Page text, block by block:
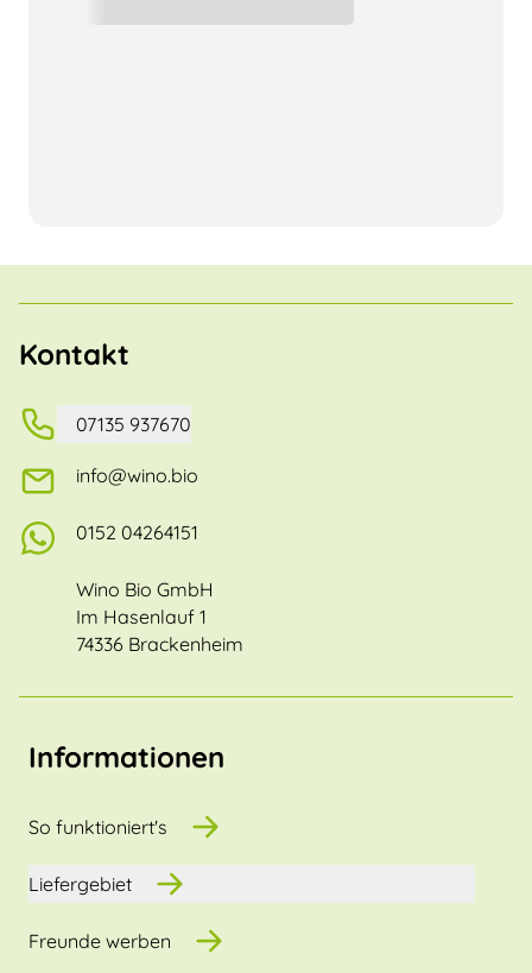
Kontakt
07135 937670
info@wino.bio
0152 04264151
Wino Bio GmbH
Im Hasenlauf 1
74336 Brackenheim
Informationen
So funktioniert's
Liefergebiet
Freunde werben